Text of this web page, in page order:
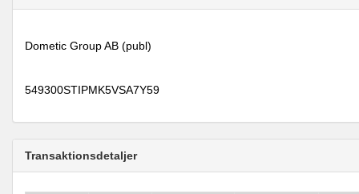
Dometic Group AB (publ)
549300STIPMK5VSA7Y59
Transaktionsdetaljer